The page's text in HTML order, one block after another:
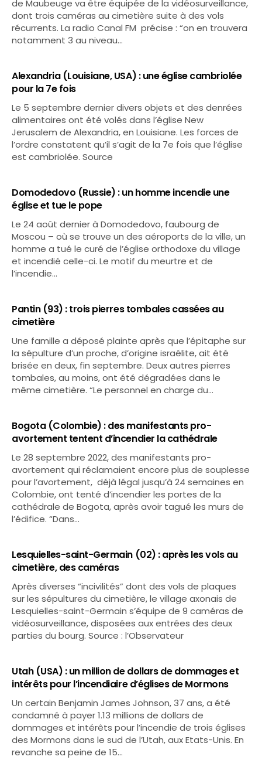
de Maubeuge va être équipée de la vidéosurveillance,
dont trois caméras au cimetière suite à des vols
récurrents. La radio Canal FM précise : “on en trouvera
notamment 3 au niveau…
Alexandria (Louisiane, USA) : une église cambriolée
pour la 7e fois
Le 5 septembre dernier divers objets et des denrées
alimentaires ont été volés dans l’église New
Jerusalem de Alexandria, en Louisiane. Les forces de
l’ordre constatent qu’il s’agit de la 7e fois que l’église
est cambriolée. Source
Domodedovo (Russie) : un homme incendie une
église et tue le pope
Le 24 août dernier à Domodedovo, faubourg de
Moscou – où se trouve un des aéroports de la ville, un
homme a tué le curé de l’église orthodoxe du village
et incendié celle-ci. Le motif du meurtre et de
l’incendie…
Pantin (93) : trois pierres tombales cassées au
cimetière
Une famille a déposé plainte après que l’épitaphe sur
la sépulture d’un proche, d’origine israélite, ait été
brisée en deux, fin septembre. Deux autres pierres
tombales, au moins, ont été dégradées dans le
même cimetière. “Le personnel en charge du…
Bogota (Colombie) : des manifestants pro-
avortement tentent d’incendier la cathédrale
Le 28 septembre 2022, des manifestants pro-
avortement qui réclamaient encore plus de souplesse
pour l’avortement, déjà légal jusqu’à 24 semaines en
Colombie, ont tenté d’incendier les portes de la
cathédrale de Bogota, après avoir tagué les murs de
l’édifice. “Dans…
Lesquielles-saint-Germain (02) : après les vols au
cimetière, des caméras
Après diverses “incivilités” dont des vols de plaques
sur les sépultures du cimetière, le village axonais de
Lesquielles-saint-Germain s’équipe de 9 caméras de
vidéosurveillance, disposées aux entrées des deux
parties du bourg. Source : l’Observateur
Utah (USA) : un million de dollars de dommages et
intérêts pour l’incendiaire d’églises de Mormons
Un certain Benjamin James Johnson, 37 ans, a été
condamné à payer 1.13 millions de dollars de
dommages et intérêts pour l’incendie de trois églises
des Mormons dans le sud de l’Utah, aux Etats-Unis. En
revanche sa peine de 15…